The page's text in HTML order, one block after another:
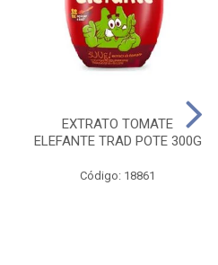
EXTRATO TOMATE
ELEFANTE TRAD POTE 300G
Código: 18861